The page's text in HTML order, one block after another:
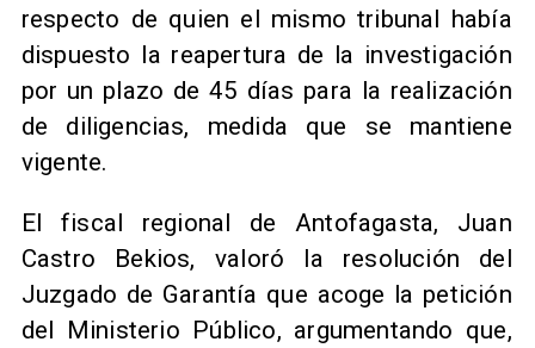
respecto de quien el mismo tribunal había
dispuesto la reapertura de la investigación
por un plazo de 45 días para la realización
de diligencias, medida que se mantiene
vigente.
​El fiscal regional de Antofagasta, Juan
Castro Bekios, valoró la resolución del
Juzgado de Garantía que acoge la petición
del Ministerio Público, argumentando que,